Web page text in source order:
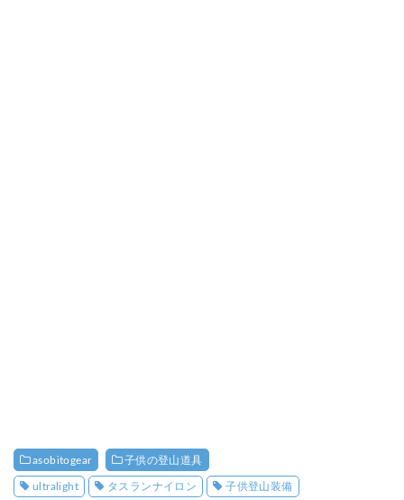
asobitogear 子供の登山道具
ultralight タスランナイロン 子供登山装備